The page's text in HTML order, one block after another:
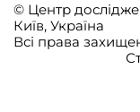
© Центр
Київ, Україна
Всі права